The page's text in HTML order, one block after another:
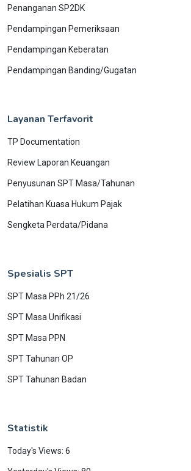
Penanganan SP2DK
Pendampingan Pemeriksaan
Pendampingan Keberatan
Pendampingan Banding/Gugatan
Layanan Terfavorit
TP Documentation
Review Laporan Keuangan
Penyusunan SPT Masa/Tahunan
Pelatihan Kuasa Hukum Pajak
Sengketa Perdata/Pidana
Spesialis SPT
SPT Masa PPh 21/26
SPT Masa Unifikasi
SPT Masa PPN
SPT Tahunan OP
SPT Tahunan Badan
Statistik
Today's Views: 6